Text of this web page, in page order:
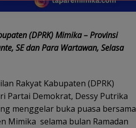
(DPRK) Mimika – Provinsi
SE dan Para Wartawan, Selasa
Rakyat Kabupaten (DPRK)
Partai Demokrat, Dessy Putrika
menggelar buka puasa bersama
Mimika selama bulan Ramadan